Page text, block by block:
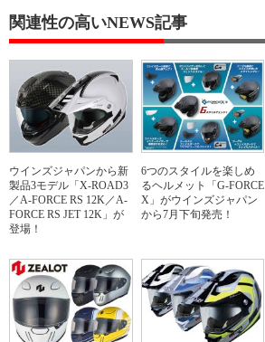
関連性の高いNEWS記事
ウインズジャパンから新
製品3モデル「X-ROAD3
／A-FORCE RS 12K／A-
FORCE RS JET 12K」が
登場！
6つのスタイルを楽しめ
るヘルメット「G-FORCE
X」がウインズジャパン
から7月下旬発売！